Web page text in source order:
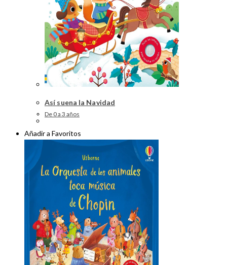
Así suena la Navidad
De 0 a 3 años
Añadir a Favoritos